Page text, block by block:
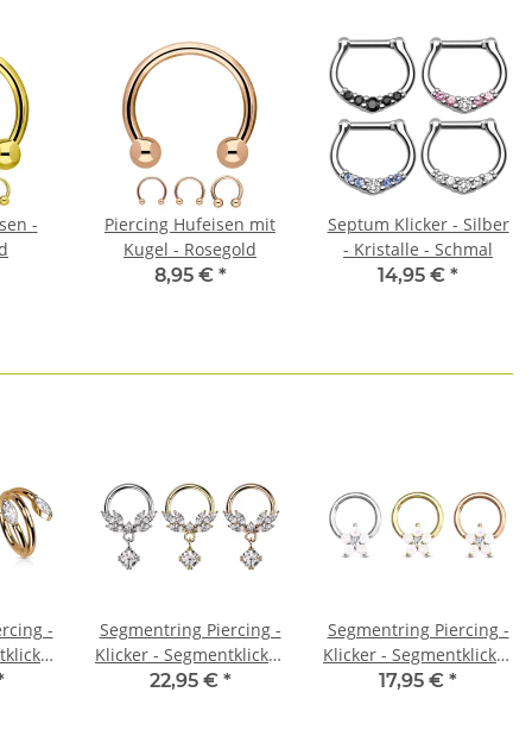
-
Piercing Hufeisen mit
Kugel - Rosegold
8,95 € *
Septum Klicker - Silber
- Kristalle - Schmal
14,95 € *
-
Segmentring Piercing -
Klicker - Segmentklicker
- Kristalle - Anhänger
22,95 € *
Segmentring Piercing -
Klicker - Segmentklicker
- Blume - Opalith
17,95 € *